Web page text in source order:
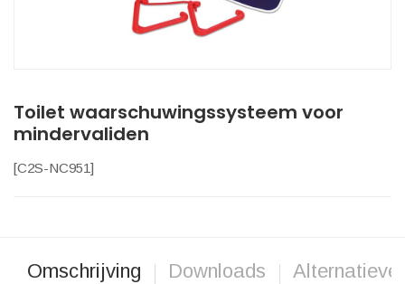
Toilet waarschuwingssysteem voor
mindervaliden
[C2S-NC951]
Omschrijving Downloads Alternatieve